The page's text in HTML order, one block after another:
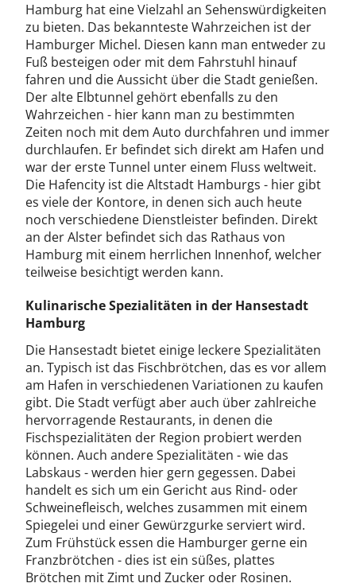
Hamburg hat eine Vielzahl an Sehenswürdigkeiten
zu bieten. Das bekannteste Wahrzeichen ist der
Hamburger Michel. Diesen kann man entweder zu
Fuß besteigen oder mit dem Fahrstuhl hinauf
fahren und die Aussicht über die Stadt genießen.
Der alte Elbtunnel gehört ebenfalls zu den
Wahrzeichen - hier kann man zu bestimmten
Zeiten noch mit dem Auto durchfahren und immer
durchlaufen. Er befindet sich direkt am Hafen und
war der erste Tunnel unter einem Fluss weltweit.
Die Hafencity ist die Altstadt Hamburgs - hier gibt
es viele der Kontore, in denen sich auch heute
noch verschiedene Dienstleister befinden. Direkt
an der Alster befindet sich das Rathaus von
Hamburg mit einem herrlichen Innenhof, welcher
teilweise besichtigt werden kann.
Kulinarische Spezialitäten in der Hansestadt
Hamburg
Die Hansestadt bietet einige leckere Spezialitäten
an. Typisch ist das Fischbrötchen, das es vor allem
am Hafen in verschiedenen Variationen zu kaufen
gibt. Die Stadt verfügt aber auch über zahlreiche
hervorragende Restaurants, in denen die
Fischspezialitäten der Region probiert werden
können. Auch andere Spezialitäten - wie das
Labskaus - werden hier gern gegessen. Dabei
handelt es sich um ein Gericht aus Rind- oder
Schweinefleisch, welches zusammen mit einem
Spiegelei und einer Gewürzgurke serviert wird.
Zum Frühstück essen die Hamburger gerne ein
Franzbrötchen - dies ist ein süßes, plattes
Brötchen mit Zimt und Zucker oder Rosinen.